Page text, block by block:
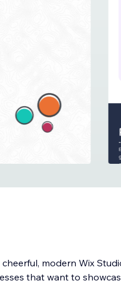
cheerful, modern Wix
that want to